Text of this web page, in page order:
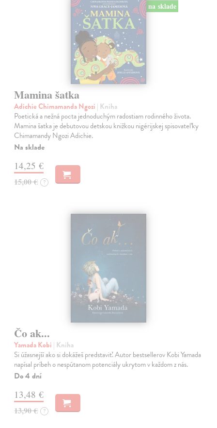
na sklade
Mamina šatka
Adichie Chimamanda Ngozi | Kniha
Poetická a nežná pocta jednoduchým radostiam rodinného života.
Mamina šatka je debutovou detskou knižkou nigérijskej spisovateľky
Chimamandy Ngozi Adichie.
Na sklade
14,25 €
15,00 € ?
Čo ak...
Yamada Kobi | Kniha
Si úžasnejší ako si dokážeš predstaviť. Autor bestsellerov Kobi Yamada
napísal príbeh o nespútanom potenciály ukrytom v každom z nás.
Do 4 dní
13,48 €
13,90 € ?